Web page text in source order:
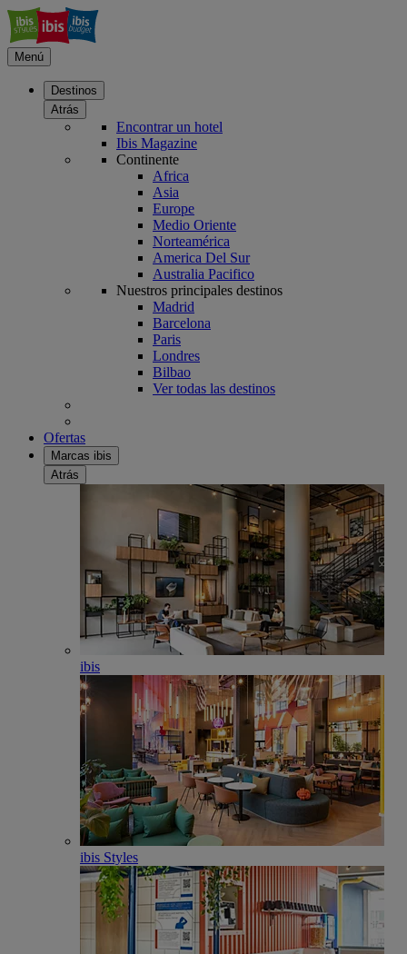
Menú
Destinos
Atrás
Encontrar un hotel
Ibis Magazine
Continente
Africa
Asia
Europe
Medio Oriente
Norteamérica
America Del Sur
Australia Pacifico
Nuestros principales destinos
Madrid
Barcelona
Paris
Londres
Bilbao
Ver todas las destinos
Ofertas
Marcas ibis
Atrás
ibis
ibis Styles